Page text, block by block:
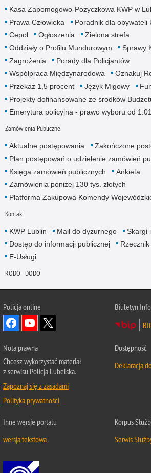
Kasa Zapomogowo-Pożyczkowa KWP w
Prawa Człowieka
Poradnik dla obywateli
Cepol
Ogłoszenia
Zielona strefa
Oddziały o Profilu Mundurowym
Sprawy
Zagrożenia
Porady dla Policjantów
Współpraca Międzynarodowa
Oznakuj
Przekaż 1,5 procent
Język Migowy
Projekty dofinansowane ze środków
Emerytura policyjna - prawo wyboru od
Zamówienia Publiczne
Aktualne postępowania
Zakończone
Plan postępowań o udzielenie zamówień
Księga zamówień publicznych
Ankieta
Zamówienia poniżej 130 tys. złotych
Platforma Zakupowa Komendy
Kontakt
KWP Lublin Mail do dyżurnego
Skargi
Dostęp do informacji publicznej
Rzecznik
E-Usługi
RODO - DODO
Policja online
Biuletyn
Nota prawna
Chcesz wykorzystać materiał
z serwisu Policja Lubelska.
Zapoznaj się z zasadami
Polityka prywatności
Dostępność
Deklaracja
Inne wersje portalu
wersja tekstowa
Korpus
Serwis